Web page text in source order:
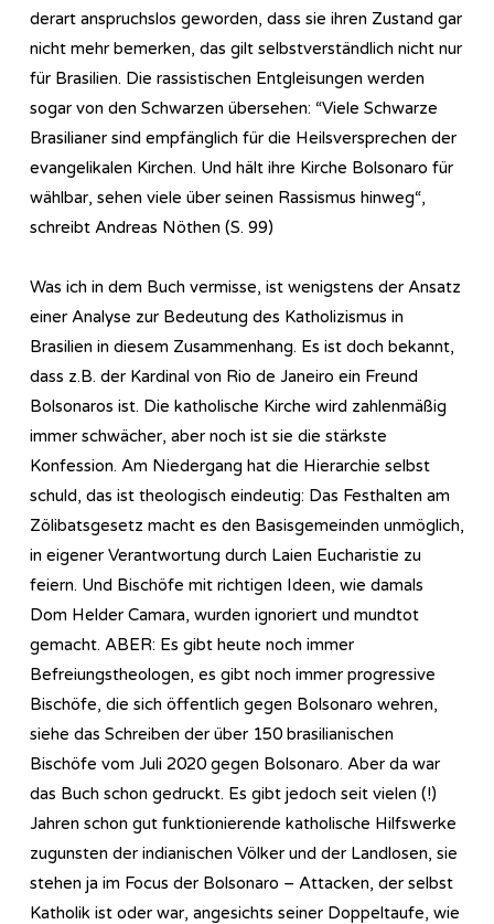
derart anspruchslos geworden, dass sie ihren Zustand gar
nicht mehr bemerken, das gilt selbstverständlich nicht nur
für Brasilien. Die rassistischen Entgleisungen werden
sogar von den Schwarzen übersehen: “Viele Schwarze
Brasilianer sind empfänglich für die Heilsversprechen der
evangelikalen Kirchen. Und hält ihre Kirche Bolsonaro für
wählbar, sehen viele über seinen Rassismus hinweg“,
schreibt Andreas Nöthen (S. 99)
Was ich in dem Buch vermisse, ist wenigstens der Ansatz
einer Analyse zur Bedeutung des Katholizismus in
Brasilien in diesem Zusammenhang. Es ist doch bekannt,
dass z.B. der Kardinal von Rio de Janeiro ein Freund
Bolsonaros ist. Die katholische Kirche wird zahlenmäßig
immer schwächer, aber noch ist sie die stärkste
Konfession. Am Niedergang hat die Hierarchie selbst
schuld, das ist theologisch eindeutig: Das Festhalten am
Zölibatsgesetz macht es den Basisgemeinden unmöglich,
in eigener Verantwortung durch Laien Eucharistie zu
feiern. Und Bischöfe mit richtigen Ideen, wie damals
Dom Helder Camara, wurden ignoriert und mundtot
gemacht. ABER: Es gibt heute noch immer
Befreiungstheologen, es gibt noch immer progressive
Bischöfe, die sich öffentlich gegen Bolsonaro wehren,
siehe das Schreiben der über 150 brasilianischen
Bischöfe vom Juli 2020 gegen Bolsonaro. Aber da war
das Buch schon gedruckt. Es gibt jedoch seit vielen (!)
Jahren schon gut funktionierende katholische Hilfswerke
zugunsten der indianischen Völker und der Landlosen, sie
stehen ja im Focus der Bolsonaro – Attacken, der selbst
Katholik ist oder war, angesichts seiner Doppeltaufe, wie